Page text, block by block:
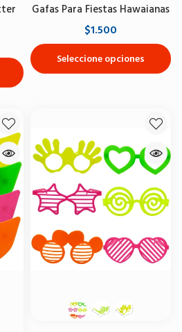
Gafas Para Fiestas Hawaianas
$1.500
Seleccione opciones